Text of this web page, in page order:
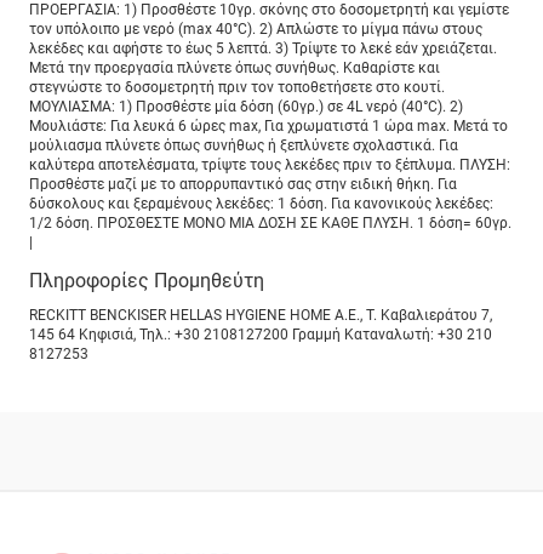
ΠΡΟΕΡΓΑΣΙΑ: 1) Προσθέστε 10γρ. σκόνης στο δοσομετρητή και γεμίστε
τον υπόλοιπο με νερό (max 40°C). 2) Απλώστε το μίγμα πάνω στους
λεκέδες και αφήστε το έως 5 λεπτά. 3) Τρίψτε το λεκέ εάν χρειάζεται.
Μετά την προεργασία πλύνετε όπως συνήθως. Καθαρίστε και
στεγνώστε το δοσομετρητή πριν τον τοποθετήσετε στο κουτί.
ΜΟΥΛΙΑΣΜΑ: 1) Προσθέστε μία δόση (60γρ.) σε 4L νερό (40°C). 2)
Μουλιάστε: Για λευκά 6 ώρες max, Για χρωματιστά 1 ώρα max. Μετά το
μούλιασμα πλύνετε όπως συνήθως ή ξεπλύνετε σχολαστικά. Για
καλύτερα αποτελέσματα, τρίψτε τους λεκέδες πριν το ξέπλυμα. ΠΛΥΣΗ:
Προσθέστε μαζί με το απορρυπαντικό σας στην ειδική θήκη. Για
δύσκολους και ξεραμένους λεκέδες: 1 δόση. Για κανονικούς λεκέδες:
1/2 δόση. ΠΡΟΣΘΕΣΤΕ ΜΟΝΟ ΜΙΑ ΔΟΣΗ ΣΕ ΚΑΘΕ ΠΛΥΣΗ. 1 δόση= 60γρ.
Πληροφορίες Προμηθεύτη
RECKITT BENCKISER HELLAS HYGIENE HOME A.E., Τ. Καβαλιεράτου 7,
145 64 Κηφισιά, Τηλ.: +30 2108127200 Γραμμή Καταναλωτή: +30 210
8127253